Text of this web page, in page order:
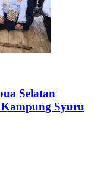
Selatan
Syuru